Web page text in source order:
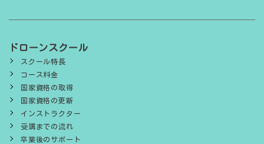
ドローンスクール
スクール特長
コース料金
国家資格の取得
国家資格の更新
インストラクター
受講までの流れ
卒業後のサポート